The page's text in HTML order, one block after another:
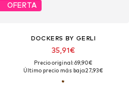
OFERTA
DOCKERS BY GERLI
35,91€
Precio original: 69,90€
Último precio más bajo:27,93€